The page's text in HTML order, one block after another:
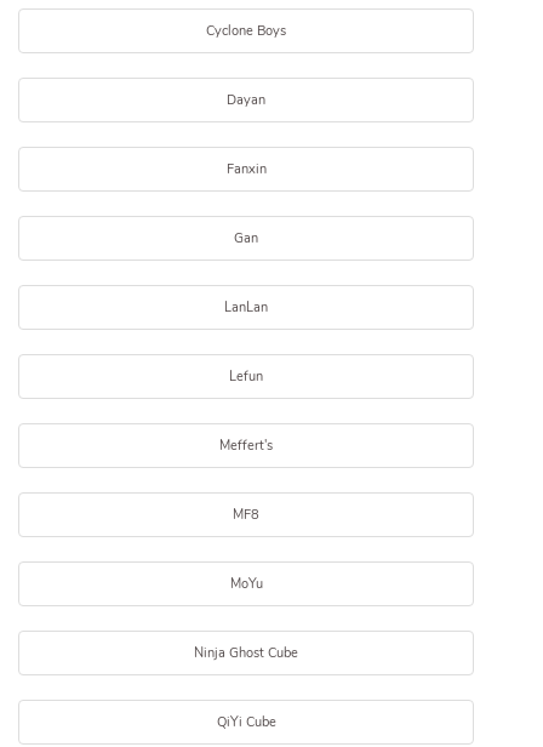
Cyclone Boys
Dayan
Fanxin
Gan
LanLan
Lefun
Meffert's
MF8
MoYu
Ninja Ghost Cube
QiYi Cube